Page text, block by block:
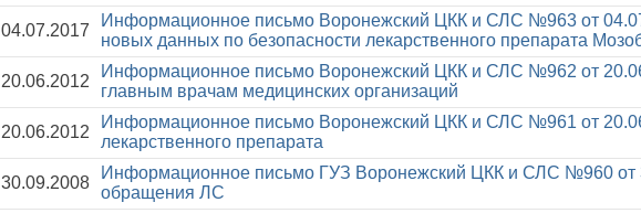
04.07.2017
Информационное письмо Воронежский ЦКК и СЛС №963 от
новых данных по безопасности лекарственного препарата
20.06.2012
Информационное письмо Воронежский ЦКК и СЛС №962 от
главным врачам медицинских организаций
20.06.2012
Информационное письмо Воронежский ЦКК и СЛС №961 от
лекарственного препарата
30.09.2008
Информационное письмо ГУЗ Воронежский ЦКК и СЛС №960 от
обращения ЛС